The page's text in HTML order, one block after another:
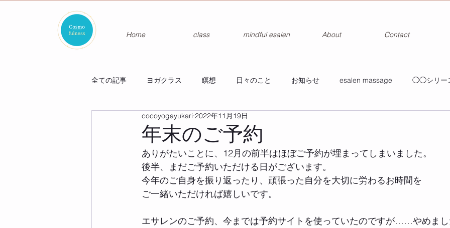
Home class mindful esalen About Contact
全ての記事 ヨガクラス 瞑想 日々のこと お知らせ esalen massage ◯◯シリー
年末のご予約
cocoyogayukari 2022年11月19日
ありがたいことに、12月の前半はほぼご予約が埋まってしまいました。
後半、まだご予約いただける日がございます。
今年のご自身を振り返ったり、頑張った自分を大切に労わるお時間を
ご一緒いただければ嬉しいです。
エサレンのご予約、今までは予約サイトを使っていたのですが……やめま